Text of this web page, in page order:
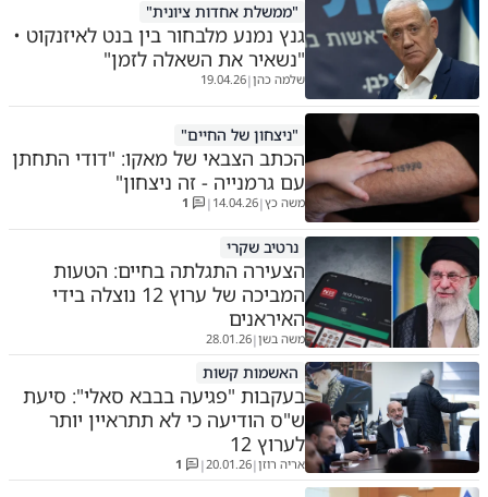
"ממשלת אחדות ציונית"
גנץ נמנע מלבחור בין בנט לאיזנקוט •
"נשאיר את השאלה לזמן"
שלמה כהן|
19.04.26
"ניצחון של החיים"
הכתב הצבאי של מאקו: "דודי התחתן
עם גרמנייה - זה ניצחון"
משה כץ|
14.04.26
|
1
נרטיב שקרי
הצעירה התגלתה בחיים: הטעות
המביכה של ערוץ 12 נוצלה בידי
האיראנים
משה בשן|
28.01.26
האשמות קשות
בעקבות "פגיעה בבבא סאלי": סיעת
ש"ס הודיעה כי לא תתראיין יותר
לערוץ 12
אריה רוזן|
20.01.26
|
1